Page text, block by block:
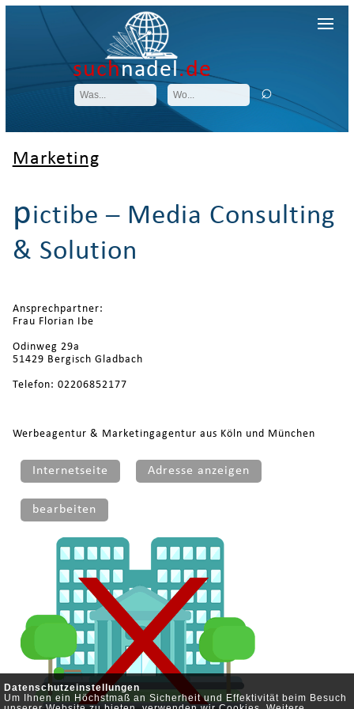
Datenschutzeinstellungen
Um Ihnen ein Höchstmaß an Sicherheit und Effektivität beim Besuch
suchnadel.de
Marketing
pictibe – Media Consulting
& Solution
Ansprechpartner:
Frau Florian Ibe
Odinweg 29a
51429 Bergisch Gladbach
Telefon: 02206852177
Werbeagentur & Marketingagentur aus Köln und München
Internetseite Adresse anzeigen
bearbeiten